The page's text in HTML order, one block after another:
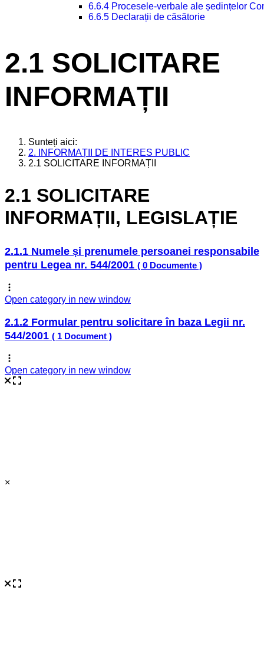
6.6.4 Procesele-verbale ale ședințelor
6.6.5 Declarații de căsătorie
2.1 SOLICITARE
INFORMAȚII
Sunteți aici:
2. INFORMAȚII DE INTERES PUBLIC
2.1 SOLICITARE INFORMAȚII
2.1 SOLICITARE
INFORMAȚII, LEGISLAȚIE
2.1.1 Numele și prenumele persoanei responsabile
pentru Legea nr. 544/2001 ( 0 Documente )
Open category in new window
2.1.2 Formular pentru solicitare în baza Legii nr.
544/2001 ( 1 Document )
Open category in new window
×